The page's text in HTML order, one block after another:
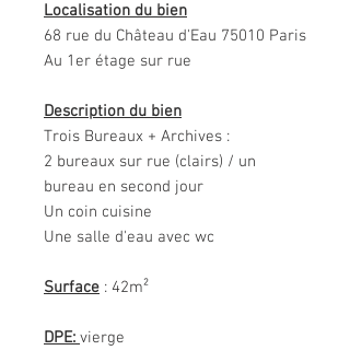
Localisation du bien
68 rue du Château d'Eau 75010 Paris
Au 1er étage sur rue
Description du bien
Trois Bureaux + Archives :
2 bureaux sur rue (clairs) / un
bureau en second jour
Un coin cuisine
Une salle d'eau avec wc
Surface : 42m²
DPE: vierge